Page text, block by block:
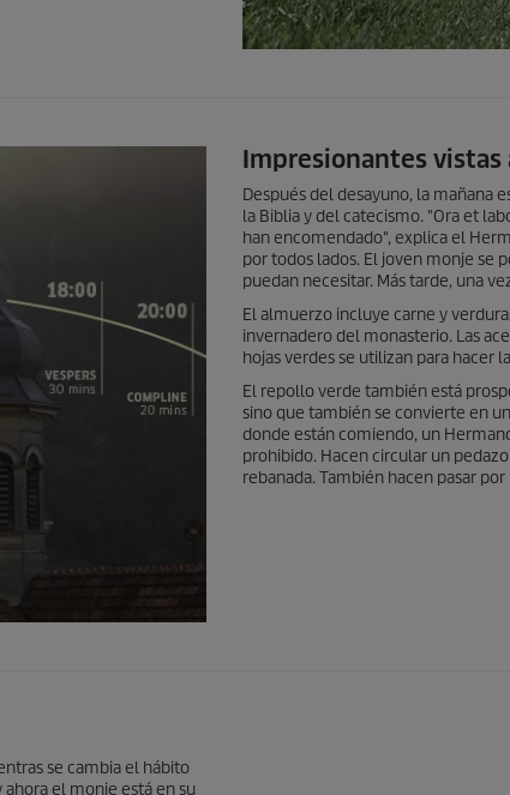
Impresionantes vistas
Después del desayuno, la mañana
la Biblia y del catecismo. "Ora et
han encomendado", explica el
por todos lados. El joven monje se
puedan necesitar. Más tarde, una
El almuerzo incluye carne y
invernadero del monasterio. Las
hojas verdes se utilizan para hacer
El repollo verde también está
sino que también se convierte en
donde están comiendo, un
prohibido. Hacen circular un
rebanada. También hacen pasar
se cambia el hábito
el monje está en su